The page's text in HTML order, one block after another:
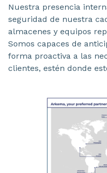
Nuestra presencia
seguridad de nuestra
almacenes y equipos
Somos capaces de
forma proactiva a las
clientes, estén donde